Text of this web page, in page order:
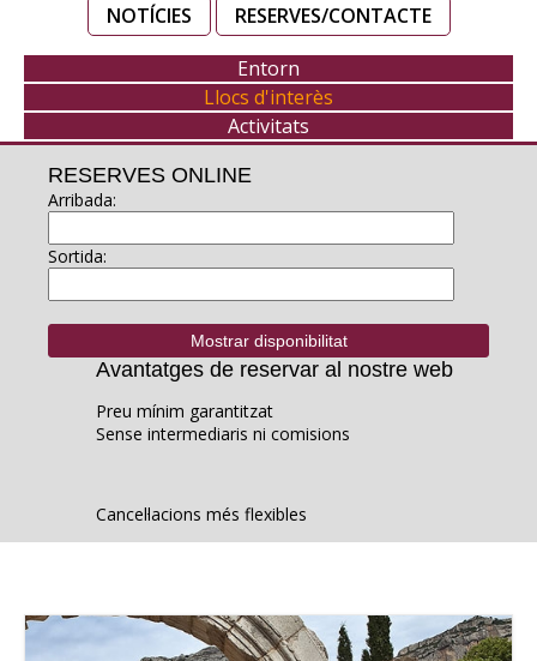
NOTÍCIES
RESERVES/CONTACTE
Entorn
Llocs d'interès
Activitats
RESERVES ONLINE
Arribada:
Sortida:
Avantatges de reservar al nostre web
Preu mínim garantitzat
Sense intermediaris ni comisions
Cancel·lacions més flexibles